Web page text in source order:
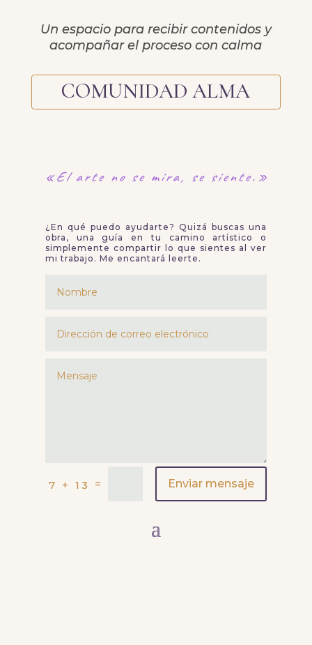
Un espacio para recibir contenidos y
acompañar el proceso con calma
COMUNIDAD ALMA
«El arte no se mira, se siente.»
¿En qué puedo ayudarte? Quizá buscas una
obra, una guía en tu camino artístico o
simplemente compartir lo que sientes al ver
mi trabajo. Me encantará leerte.
7 + 13 = Enviar mensaje